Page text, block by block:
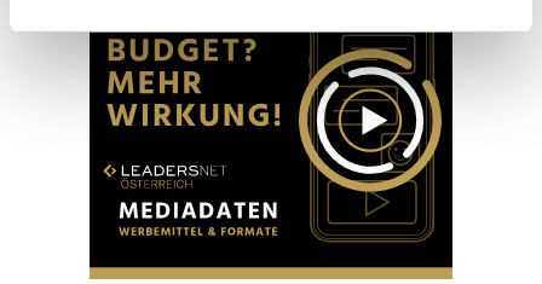
bestimmten Merkmalen (Fingerprinting) identifizieren
Erfahren Sie mehr darüber, wie Ihre persönlichen Daten
verarbeitet werden, und legen Sie Ihre Präferenzen im
Wir verwenden Cookies, um Inhalte und Anzeigen zu
personalisieren, Funktionen für soziale Medien anbieten